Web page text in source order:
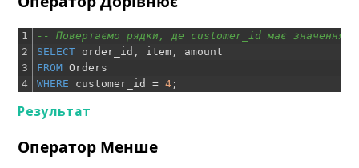
1
2
3
4
-- Повертаємо рядки, де customer_id має значення 4
SELECT order_id , item ,
amount
FROM Orders
WHERE
customer_id = 4 ;
Результат
Оператор Менше